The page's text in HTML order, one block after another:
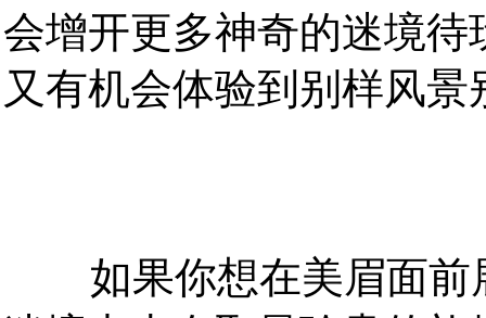
会增开更多神奇的迷境
又有机会体验到别样风景
如果你想在美眉面前